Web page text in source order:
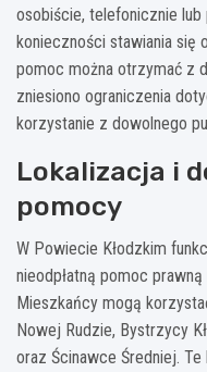
osobiście, telefonicznie
konieczności stawiania się
pomoc można otrzymać z
zniesiono ograniczenia
korzystanie z dowolnego
Lokalizacja i
pomocy
W Powiecie Kłodzkim
nieodpłatną pomoc
Mieszkańcy mogą
Nowej Rudzie, Bystrzycy
oraz Ścinawce Średniej.